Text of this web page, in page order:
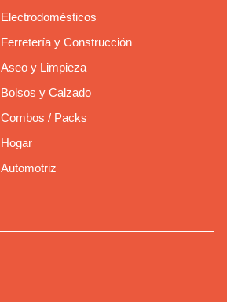
Electrodomésticos
Ferretería y Construcción
Aseo y Limpieza
Bolsos y Calzado
Combos / Packs
Hogar
Automotriz